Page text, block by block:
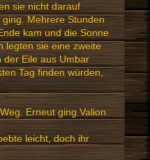
sie nicht darauf
Mehrere Stunden
kam und die Sonne
legten sie eine zweite
der Eile aus Umbar
Tag finden würden,
Erneut ging Valion
leicht, doch ihr